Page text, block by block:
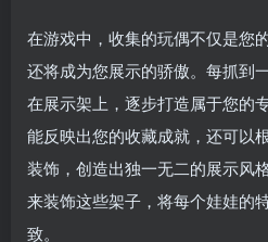
在游戏中，收集的玩偶不仅是您
还将成为您展示的骄傲。每抓到
在展示架上，逐步打造属于您的
能反映出您的收藏成就，还可以
装饰，创造出独一无二的展示风
来装饰这些架子，将每个娃娃的
致。